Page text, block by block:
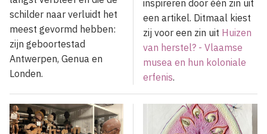
schilder naar verluidt het
meest gevormd hebben:
zijn geboortestad
Antwerpen, Genua en
Londen.
inspireren door één zin uit
een artikel. Ditmaal kiest
zij voor een zin uit Huizen
van herstel? - Vlaamse
musea en hun koloniale
erfenis.